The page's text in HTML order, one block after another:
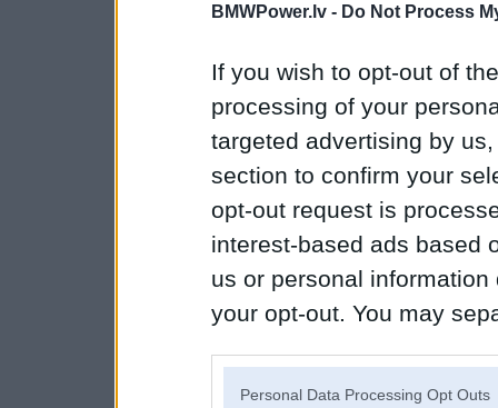
BMWPower.lv - Do Not Process
If you wish to opt-out of
processing of your
targeted advertising by
section to confirm your
opt-out request is
interest-based ads based
us or personal
your opt-out. You may
Personal Data Processing Opt Outs